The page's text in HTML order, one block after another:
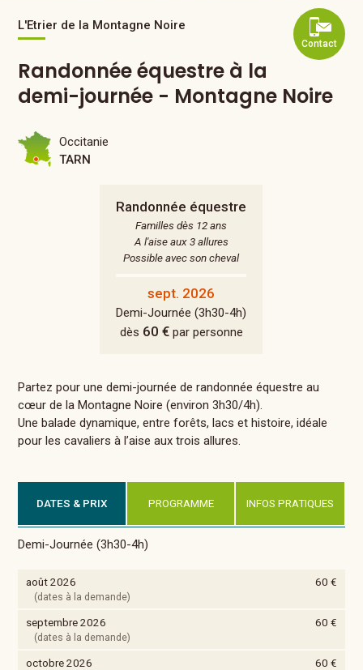
Contact
L'Etrier de la Montagne Noire
Randonnée équestre à la
demi-journée - Montagne Noire
Randonnée équestre
Familles dès 12 ans
A l'aise aux 3 allures
Possible avec son cheval
sept. 2026
Demi-Journée (3h30-4h)
dès 60 €par personne
Occitanie
TARN
Partez pour une demi-journée de randonnée équestre au
cœur de la Montagne Noire (environ 3h30/4h).
Une balade dynamique, entre forêts, lacs et histoire, idéale
pour les cavaliers à l’aise aux trois allures.
DATES & PRIX PROGRAMME INFOS PRATIQUES
Demi-Journée (3h30-4h)
août 2026 60 €
(dates à la demande)
septembre 2026 60 €
(dates à la demande)
octobre 2026 60 €